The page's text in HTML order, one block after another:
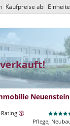
Kaufpreise ab
verkauft!
Neuenstein
Rating
Pflege,